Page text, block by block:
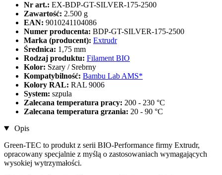
Nr art.: EX-BDP-GT-SILVER-175-2500
Zawartość: 2.500 g
EAN: 9010241104086
Numer producenta: BDP-GT-SILVER-175-2500
Marka (producent): Extrudr
Średnica: 1,75 mm
Rodzaj produktu: Filament BIO
Kolor: Szary / Srebrny
Kompatybilność: Bambu Lab AMS*
Kolory RAL: RAL 9006
System: szpula
Zalecana temperatura pracy: 200 - 230 °C
Zalecana temperatura grzania: 20 - 90 °C
Opis
Green-TEC to produkt z serii BIO-Performance firmy Extrudr,
opracowany specjalnie z myślą o zastosowaniach wymagających
wysokiej wytrzymałości.